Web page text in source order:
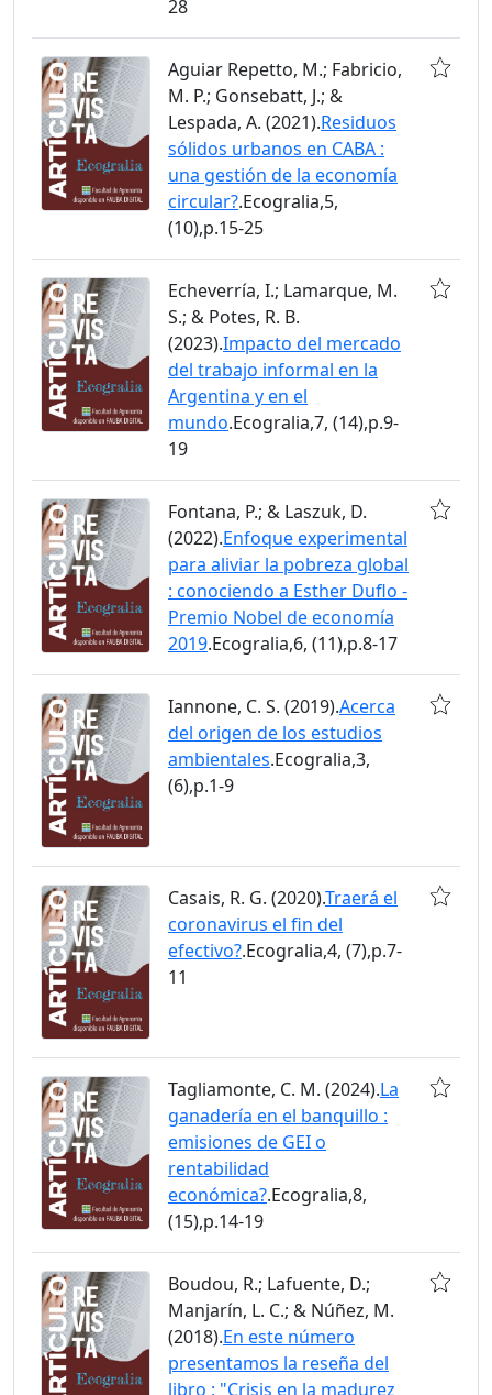
28
Aguiar Repetto, M.; Fabricio,
M. P.; Gonsebatt, J.; &
Lespada, A. (2021).Residuos
sólidos urbanos en CABA :
una gestión de la economía
circular?.Ecogralia,5,
(10),p.15-25
Echeverría, I.; Lamarque, M.
S.; & Potes, R. B.
(2023).Impacto del mercado
del trabajo informal en la
Argentina y en el
mundo.Ecogralia,7, (14),p.9-
19
Fontana, P.; & Laszuk, D.
(2022).Enfoque experimental
para aliviar la pobreza global
: conociendo a Esther Duflo -
Premio Nobel de economía
2019.Ecogralia,6, (11),p.8-17
Iannone, C. S. (2019).Acerca
del origen de los estudios
ambientales.Ecogralia,3,
(6),p.1-9
Casais, R. G. (2020).Traerá el
coronavirus el fin del
efectivo?.Ecogralia,4, (7),p.7-
11
Tagliamonte, C. M. (2024).La
ganadería en el banquillo :
emisiones de GEI o
rentabilidad
económica?.Ecogralia,8,
(15),p.14-19
Boudou, R.; Lafuente, D.;
Manjarín, L. C.; & Núñez, M.
(2018).En este número
presentamos la reseña del
libro : "Crisis en la madurez